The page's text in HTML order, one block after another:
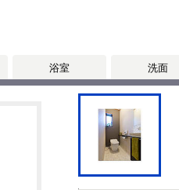
浴室 洗面